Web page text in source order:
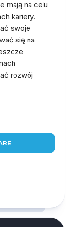
mają na celu
kariery.
swoje
się na
rozwój